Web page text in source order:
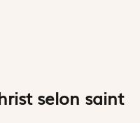
selon saint